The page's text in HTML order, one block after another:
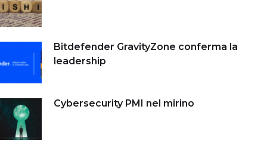
Bitdefender GravityZone conferma la
leadership
Cybersecurity PMI nel mirino